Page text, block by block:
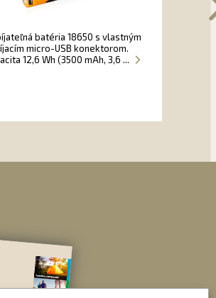
batéria 18650 s vlastným
micro-USB konektorom.
12,6 Wh (3500 mAh, 3,6 ...